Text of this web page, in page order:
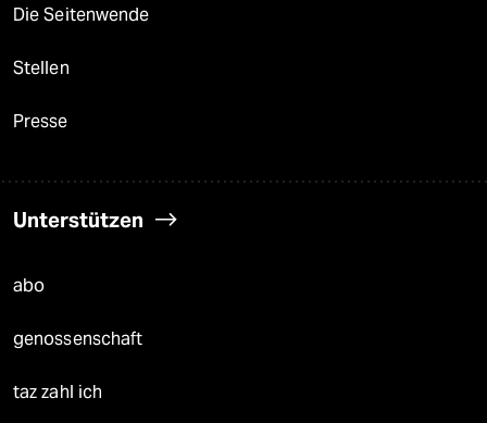
Die Seitenwende
Stellen
Presse
Unterstützen
abo
genossenschaft
taz zahl ich